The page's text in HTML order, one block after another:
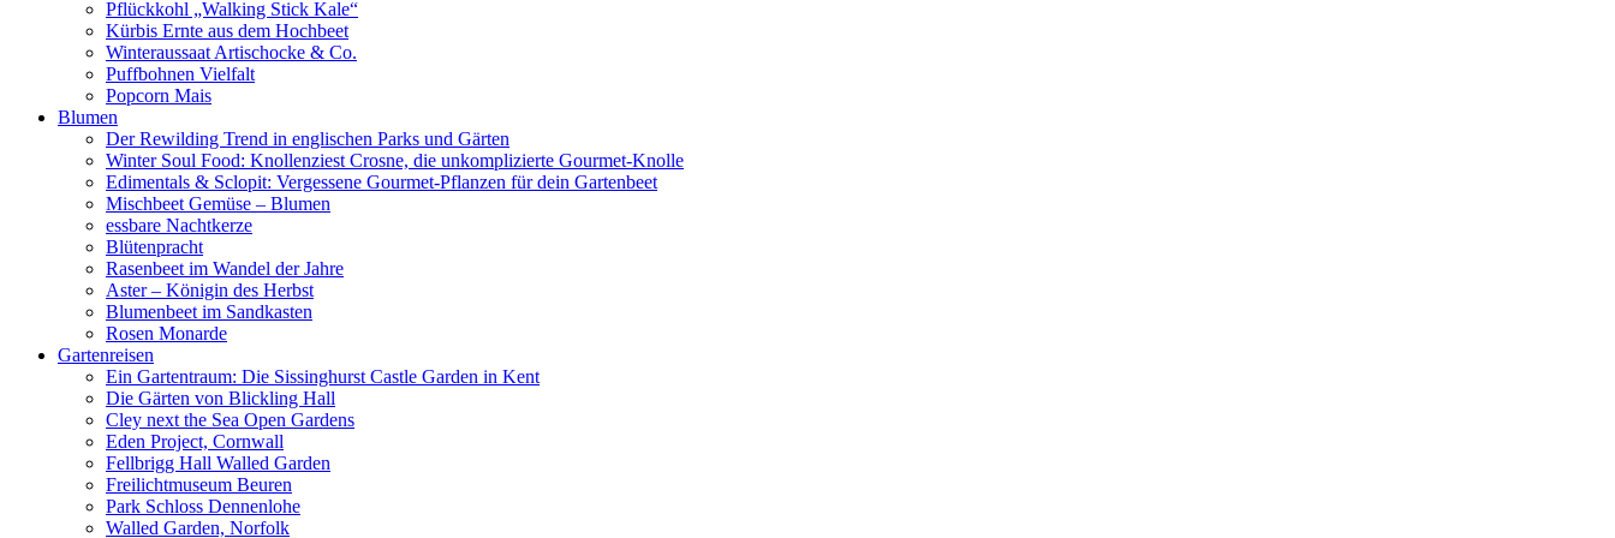
Pflückkohl „Walking Stick Kale“
Kürbis Ernte aus dem Hochbeet
Winteraussaat Artischocke & Co.
Puffbohnen Vielfalt
Popcorn Mais
Blumen
Der Rewilding Trend in englischen Parks und Gärten
Winter Soul Food: Knollenziest Crosne, die unkomplizierte Gourmet-Knolle
Edimentals & Sclopit: Vergessene Gourmet-Pflanzen für dein Gartenbeet
Mischbeet Gemüse – Blumen
essbare Nachtkerze
Blütenpracht
Rasenbeet im Wandel der Jahre
Aster – Königin des Herbst
Blumenbeet im Sandkasten
Rosen Monarde
Gartenreisen
Ein Gartentraum: Die Sissinghurst Castle Garden in Kent
Die Gärten von Blickling Hall
Cley next the Sea Open Gardens
Eden Project, Cornwall
Fellbrigg Hall Walled Garden
Freilichtmuseum Beuren
Park Schloss Dennenlohe
Walled Garden, Norfolk